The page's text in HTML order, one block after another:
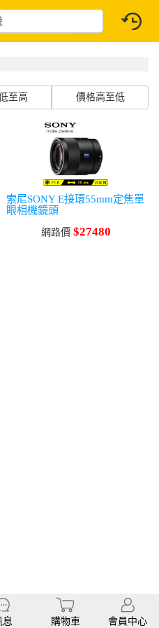
至高 價格高至低
索尼SONY E接環55mm定焦單
眼相機鏡頭
網路價 $27480
息 購物車 會員中心